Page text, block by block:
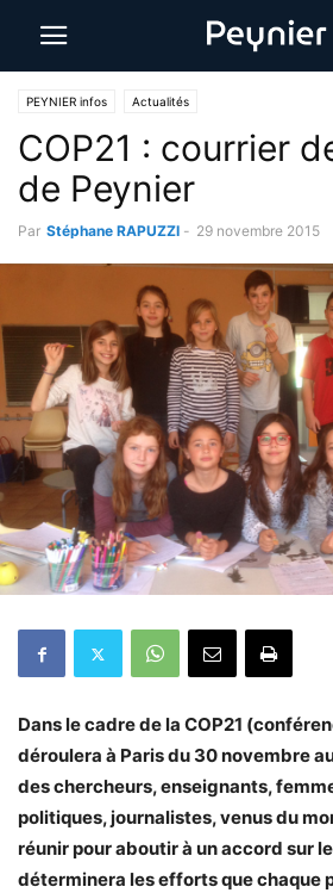
PEYNIER infos Actualités
COP21 : courrier
de Peynier
Par Stéphane RAPUZZI - 29 novembre 2015
Dans le cadre de la COP21
déroulera à Paris du 30 novembre
des chercheurs, enseignants,
politiques, journalistes, venus du
réunir pour aboutir à un accord sur
déterminera les efforts que chaque